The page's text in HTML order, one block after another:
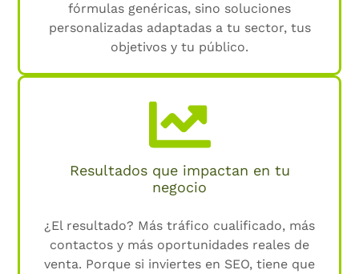
fórmulas genéricas, sino soluciones
personalizadas adaptadas a tu sector, tus
objetivos y tu público.
Resultados que impactan en tu
negocio
¿El resultado? Más tráfico cualificado, más
contactos y más oportunidades reales de
venta. Porque si inviertes en SEO, tiene que